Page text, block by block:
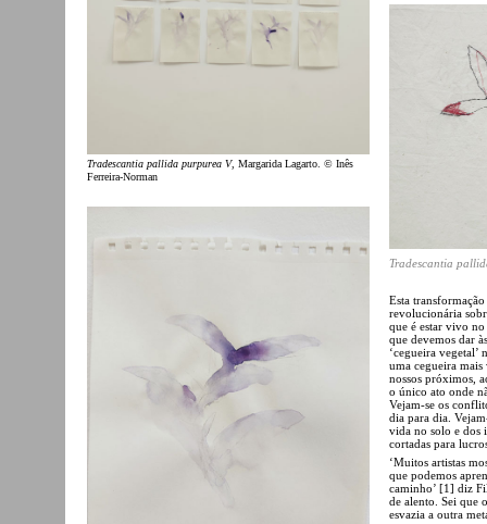
Tradescantia pallida purpurea V, Margarida Lagarto. © Inês
Ferreira-Norman
Tradescantia
Esta
revolucionária
que é estar vivo
que devemos dar
‘cegueira
uma cegueira mais
nossos próximos,
o único ato onde
Vejam-se os
dia para dia.
vida no solo e dos
cortadas para
‘Muitos artistas
que podemos
caminho’ [1] diz
de alento. Sei que
esvazia a outra